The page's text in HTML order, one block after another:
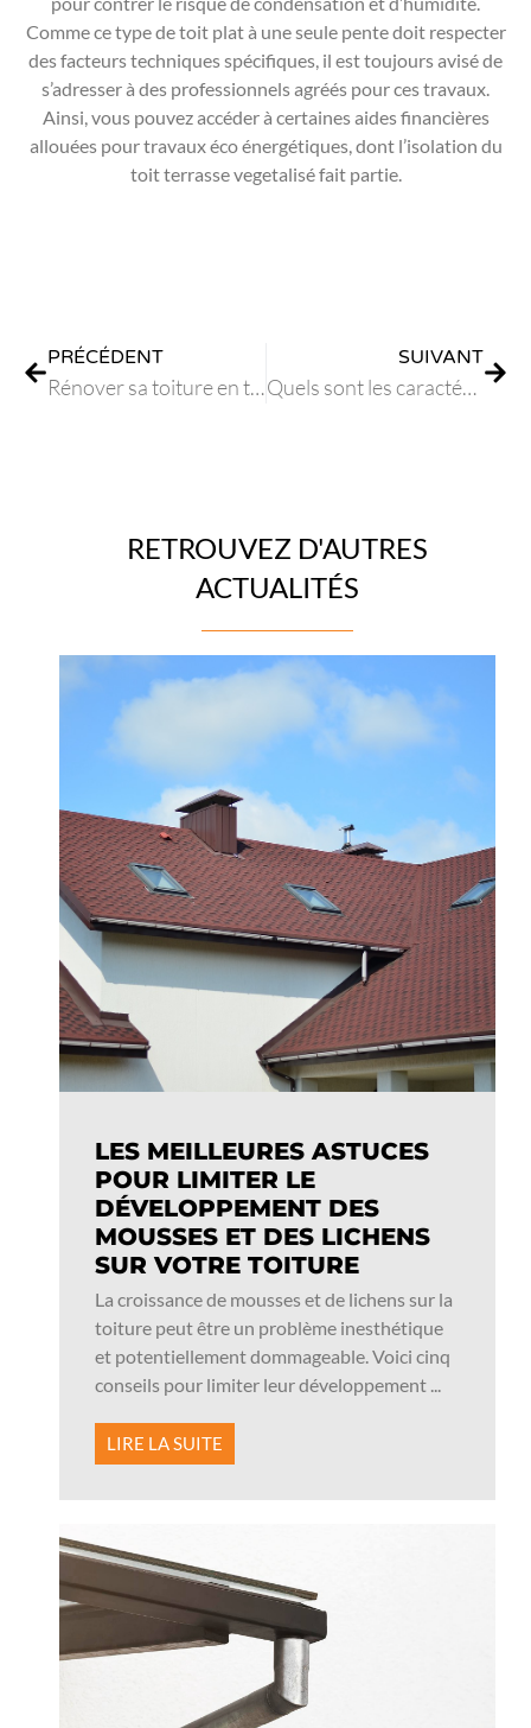
Comme ce type de toit plat à une seule pente doit respecter
des facteurs techniques spécifiques, il est toujours avisé de
s’adresser à des professionnels agréés pour ces travaux.
Ainsi, vous pouvez accéder à certaines aides financières
allouées pour travaux éco énergétiques, dont l’isolation du
toit terrasse vegetalisé fait partie.
PRÉCÉDENT
Rénover sa toiture en tenant compte de la réglementation
SUIVANT
Quels sont les caractéristiques et le prix d’un bac en acier ?
RETROUVEZ D'AUTRES
ACTUALITÉS
LES MEILLEURES ASTUCES
POUR LIMITER LE
DÉVELOPPEMENT DES
MOUSSES ET DES LICHENS
SUR VOTRE TOITURE
La croissance de mousses et de lichens sur la
toiture peut être un problème inesthétique
et potentiellement dommageable. Voici cinq
conseils pour limiter leur développement ...
LIRE LA SUITE